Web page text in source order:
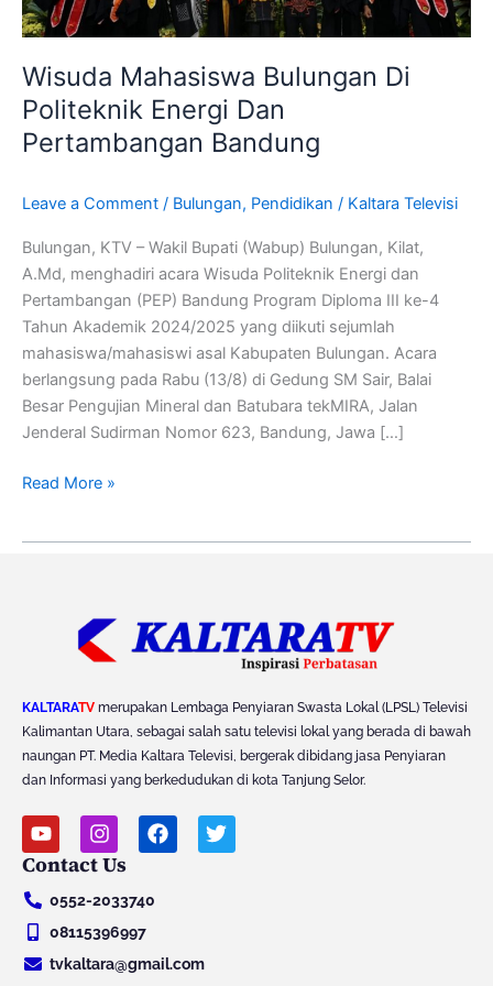
Wisuda Mahasiswa Bulungan Di
Politeknik Energi Dan
Pertambangan Bandung
Leave a Comment / Bulungan, Pendidikan / Kaltara Televisi
Bulungan, KTV – Wakil Bupati (Wabup) Bulungan, Kilat,
A.Md, menghadiri acara Wisuda Politeknik Energi dan
Pertambangan (PEP) Bandung Program Diploma III ke-4
Tahun Akademik 2024/2025 yang diikuti sejumlah
mahasiswa/mahasiswi asal Kabupaten Bulungan. Acara
berlangsung pada Rabu (13/8) di Gedung SM Sair, Balai
Besar Pengujian Mineral dan Batubara tekMIRA, Jalan
Jenderal Sudirman Nomor 623, Bandung, Jawa […]
Dan
Bandung
Read More »
KALTARATV merupakan Lembaga Penyiaran Swasta Lokal (LPSL) Televisi
Kalimantan Utara, sebagai salah satu televisi lokal yang berada di bawah
naungan PT. Media Kaltara Televisi, bergerak dibidang jasa Penyiaran
dan Informasi yang berkedudukan di kota Tanjung Selor.
Y
o
u
u
b
I
n
s
a
g
a
F
a
k
T
w
Contact Us
0552-2033740
08115396997
tvkaltara@gmail.com